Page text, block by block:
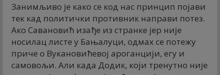
Занимљиво је како се код нас принцип појави
тек кад политички противник направи потез.
Ако Савановић изађе из странке јер није
носилац листе у Бањалуци, одмах се потежу
приче о Вукановићевој ароганцији, егу и
самовољи. Али када Додик, који тренутно није